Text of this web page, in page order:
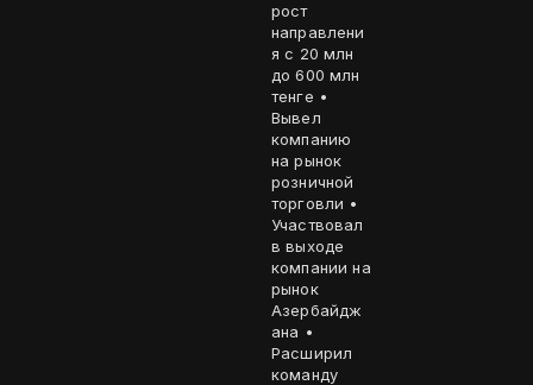
рост
направлени
я с 20 млн
до 600 млн
тенге •
Вывел
компанию
на рынок
розничной
торговли •
Участвовал
в выходе
компании на
рынок
Азербайдж
ана •
Расширил
команду